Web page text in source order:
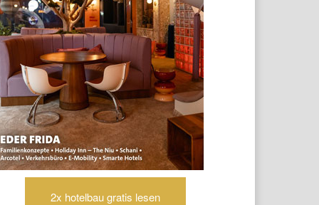
2x hotelbau gratis lesen